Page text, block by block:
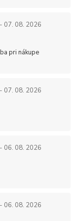
- 07. 08. 2026
pri nákupe
- 07. 08. 2026
- 06. 08. 2026
- 06. 08. 2026